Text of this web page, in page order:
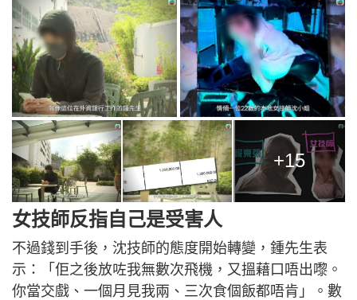
+15
女技師反指自己是受害人
不過錢到手後，沈技師的態度開始轉變，鍾先生表
示：「佢之後放咗我無數次飛機，又搵藉口唔出嚟。
你當交戲、一個月見我兩、三次食個飯都唔肯」。數